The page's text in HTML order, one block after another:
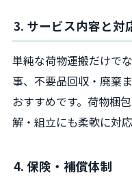
3. サービス内容と対
単純な荷物運搬だけで
事、不要品回収・廃棄
おすすめです。荷物梱
解・組立にも柔軟に対
4. 保険・補償体制